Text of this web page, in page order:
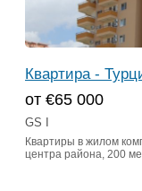
Квартира -
от €65 000
GS I
Квартиры в жилом
центра района, 200